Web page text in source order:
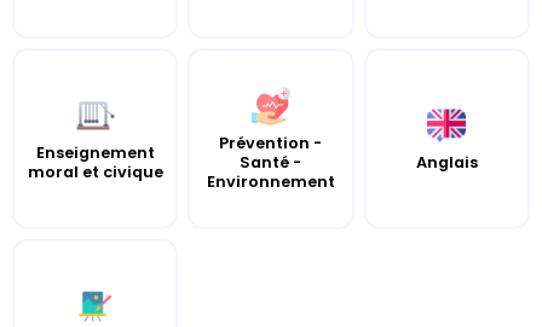
Enseignement
moral et civique
Prévention -
Santé -
Environnement
Anglais